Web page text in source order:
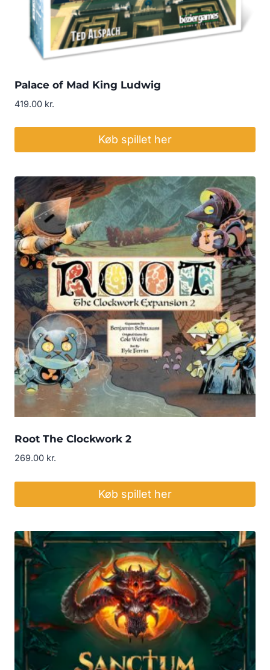
Palace of Mad King Ludwig
419.00 kr.
Køb spillet her
Root The Clockwork 2
269.00 kr.
Køb spillet her